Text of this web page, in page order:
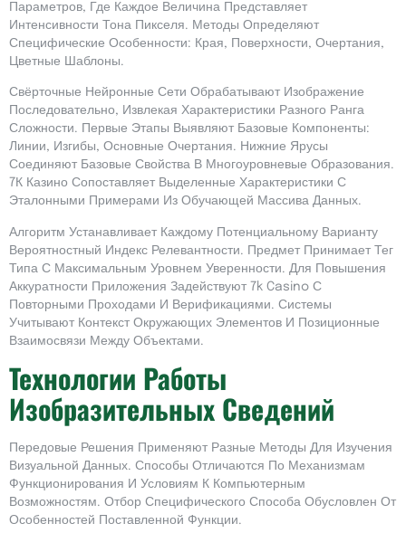
Параметров, Где Каждое Величина Представляет
Интенсивности Тона Пикселя. Методы Определяют
Специфические Особенности: Края, Поверхности, Очертания,
Цветные Шаблоны.
Свёрточные Нейронные Сети Обрабатывают Изображение
Последовательно, Извлекая Характеристики Разного Ранга
Сложности. Первые Этапы Выявляют Базовые Компоненты:
Линии, Изгибы, Основные Очертания. Нижние Ярусы
Соединяют Базовые Свойства В Многоуровневые Образования.
7К Казино Сопоставляет Выделенные Характеристики С
Эталонными Примерами Из Обучающей Массива Данных.
Алгоритм Устанавливает Каждому Потенциальному Варианту
Вероятностный Индекс Релевантности. Предмет Принимает Тег
Типа С Максимальным Уровнем Уверенности. Для Повышения
Аккуратности Приложения Задействуют 7k Casino С
Повторными Проходами И Верификациями. Системы
Учитывают Контекст Окружающих Элементов И Позиционные
Взаимосвязи Между Объектами.
Технологии Работы
Изобразительных Сведений
Передовые Решения Применяют Разные Методы Для Изучения
Визуальной Данных. Способы Отличаются По Механизмам
Функционирования И Условиям К Компьютерным
Возможностям. Отбор Специфического Способа Обусловлен От
Особенностей Поставленной Функции.